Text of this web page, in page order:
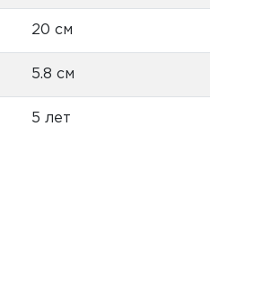
20 см
5.8 см
5 лет